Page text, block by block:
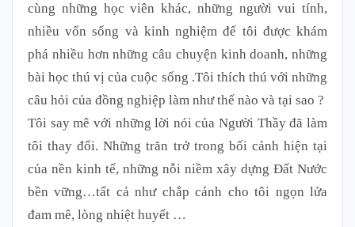
cùng những học viên khác, những người vui tính,
nhiều vốn sống và kinh nghiệm để tôi được khám
phá nhiều hơn những câu chuyện kinh doanh, những
bài học thú vị của cuộc sống .Tôi thích thú với những
câu hỏi của đồng nghiệp làm như thế nào và tại sao ?
Tôi say mê với những lời nói của Người Thầy đã làm
tôi thay đổi. Những trăn trở trong bối cảnh hiện tại
của nền kinh tế, những nỗi niềm xây dựng Đất Nước
bền vững…tất cả như chắp cánh cho tôi ngọn lửa
đam mê, lòng nhiệt huyết …